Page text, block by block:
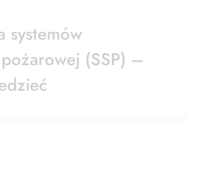
systemów
(SSP) –